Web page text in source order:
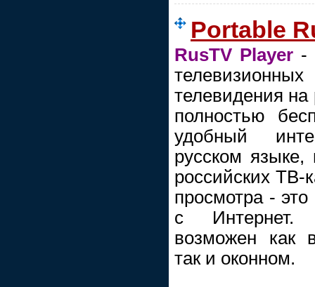
Portable
RusTV Player-
телевизионных
телевидения
полностью
удобный
русском языке,
российских ТВ-
просмотра -
с Интернет.
возможен как
так и оконном.